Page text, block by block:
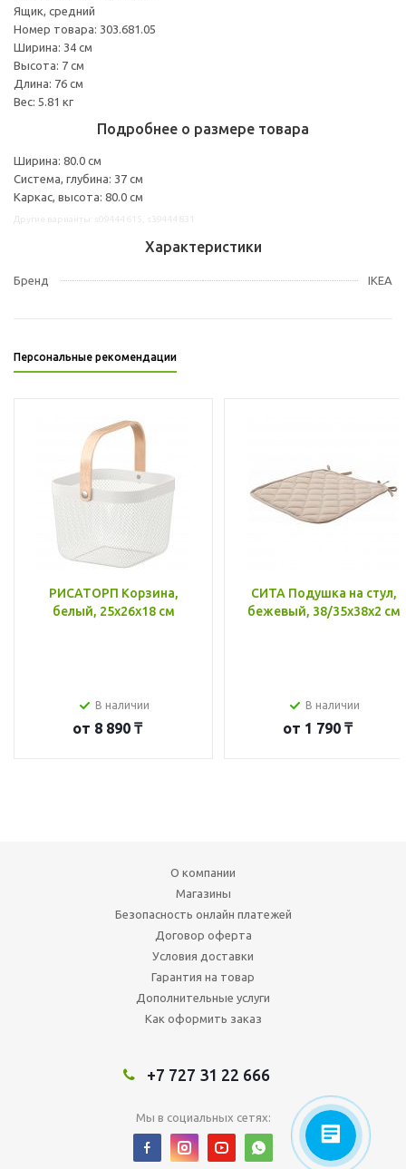
Ящик, средний
Номер товара: 303.681.05
Ширина: 34 см
Высота: 7 см
Длина: 76 см
Вес: 5.81 кг
Подробнее о размере товара
Ширина: 80.0 см
Система, глубина: 37 см
Каркас, высота: 80.0 см
Характеристики
Бренд IKEA
Персональные рекомендации
РИСАТОРП Корзина,
белый, 25x26x18 см
В наличии
от 8 890 ₸
СИТА Подушка на стул,
бежевый, 38/35x38x2 см
В наличии
от 1 790 ₸
О компании
Магазины
Безопасность онлайн платежей
Договор оферта
Условия доставки
Гарантия на товар
Дополнительные услуги
Как оформить заказ
+7 727 31 22 666
Мы в социальных сетях: